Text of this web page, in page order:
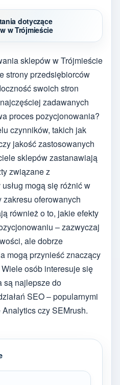
dotyczące
w Trójmieście
sklepów w Trójmieście
strony przedsiębiorców
swoich stron
zadawanych
proces pozycjonowania?
czynników, takich jak
jakość zastosowanych
sklepów zastanawiają
związane z
mogą się różnić w
oferowanych
również o to, jakie efekty
– zazwyczaj
ale dobrze
mogą przynieść znaczący
osób interesuje się
są najlepsze do
SEO – popularnymi
czy SEMrush.